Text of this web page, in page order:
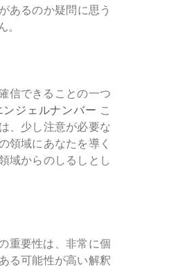
あるのか​​疑問に思う
。
信できることの一つ
ンジェルナンバー こ
、少し注意が必要な
領域にあなたを導く
域からのしるしとし
重要性は、非常に個
る可能性が高い解釈